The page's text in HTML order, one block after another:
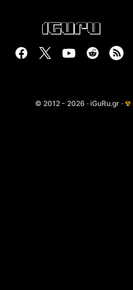
© 2012 - 2026 · iGuRu.gr · ☢